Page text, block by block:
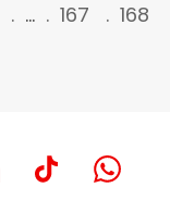
… 167 168